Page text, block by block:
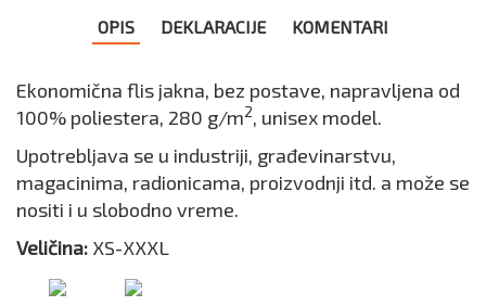
OPIS DEKLARACIJE KOMENTARI
Ekonomična flis jakna, bez postave, napravljena od
100% poliestera, 280 g/m2, unisex model.
Upotrebljava se u industriji, građevinarstvu,
magacinima, radionicama, proizvodnji itd. a može se
nositi i u slobodno vreme.
Veličina: XS-XXXL